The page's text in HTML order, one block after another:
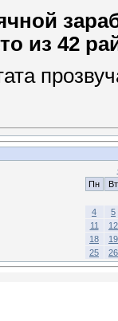
из 42
Пн
Вт
4
5
11
12
18
19
25
26